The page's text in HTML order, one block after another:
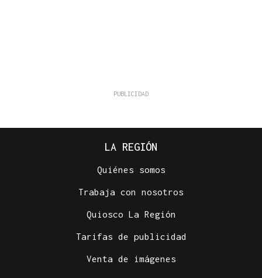
LA REGIÓN
Quiénes somos
Trabaja con nosotros
Quiosco La Región
Tarifas de publicidad
Venta de imágenes